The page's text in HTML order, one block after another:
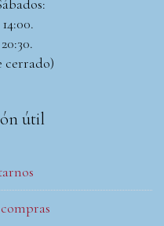
cerrado)
útil